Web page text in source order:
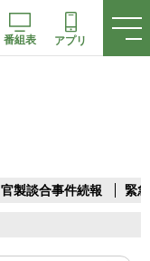
番組表 アプリ
官製談合事件続報 緊